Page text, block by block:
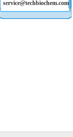
service@techbiochem.com